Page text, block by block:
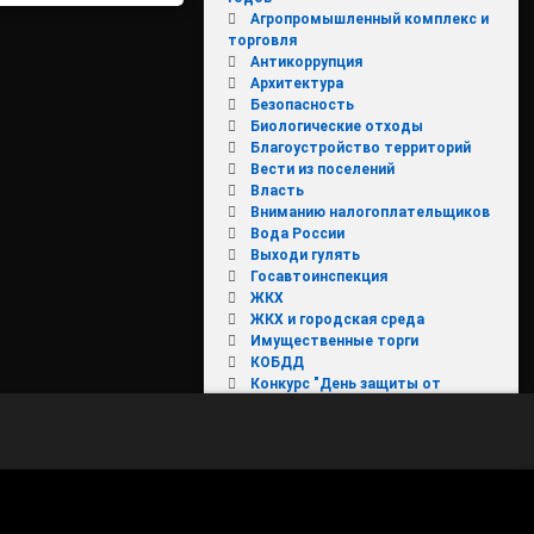
с детства 1 группы увеличится
Агропромышленный комплекс и
торговля
Антикоррупция
Архитектура
Безопасность
Биологические отходы
Благоустройство территорий
Вести из поселений
Власть
Вниманию налогоплательщиков
Вода России
Выходи гулять
Госавтоинспекция
ЖКХ
ЖКХ и городская среда
Имущественные торги
КОБДД
Конкурс "День защиты от
МКДН